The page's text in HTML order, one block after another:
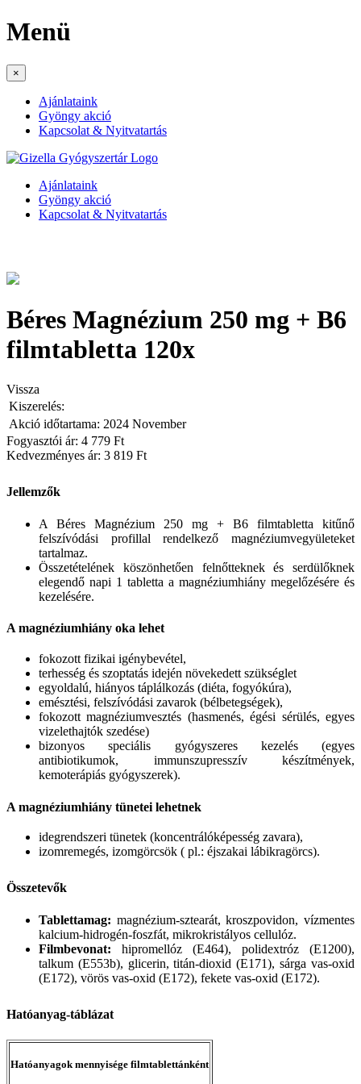
Menü
×
Ajánlataink
Gyöngy akció
Kapcsolat & Nyitvatartás
Ajánlataink
Gyöngy akció
Kapcsolat & Nyitvatartás
Béres Magnézium 250 mg + B6
filmtabletta 120x
Vissza
Kiszerelés:
Akció időtartama: 2024 November
Fogyasztói ár: 4 779 Ft
Kedvezményes ár: 3 819 Ft
Jellemzők
A Béres Magnézium 250 mg + B6 filmtabletta kitűnő
felszívódási profillal rendelkező magnéziumvegyületeket
tartalmaz.
Összetételének köszönhetően felnőtteknek és serdülőknek
elegendő napi 1 tabletta a magnéziumhiány megelőzésére és
kezelésére.
A magnéziumhiány oka lehet
fokozott fizikai igénybevétel,
terhesség és szoptatás idején növekedett szükséglet
egyoldalú, hiányos táplálkozás (diéta, fogyókúra),
emésztési, felszívódási zavarok (bélbetegségek),
fokozott magnéziumvesztés (hasmenés, égési sérülés, egyes
vizelethajtók szedése)
bizonyos speciális gyógyszeres kezelés (egyes
antibiotikumok, immunszupresszív készítmények,
kemoterápiás gyógyszerek).
A magnéziumhiány tünetei lehetnek
idegrendszeri tünetek (koncentrálóképesség zavara),
izomremegés, izomgörcsök ( pl.: éjszakai lábikragörcs).
Összetevők
Tablettamag: magnézium-sztearát, kroszpovidon, vízmentes
kalcium-hidrogén-foszfát, mikrokristályos cellulóz.
Filmbevonat: hipromellóz (E464), polidextróz (E1200),
talkum (E553b), glicerin, titán-dioxid (E171), sárga vas-oxid
(E172), vörös vas-oxid (E172), fekete vas-oxid (E172).
Hatóanyag-táblázat
Hatóanyagok mennyisége filmtablettánként